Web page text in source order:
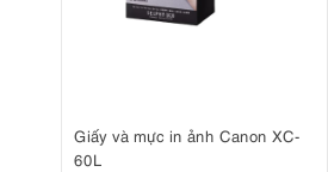
Giấy và mực in ảnh Canon XC-
60L